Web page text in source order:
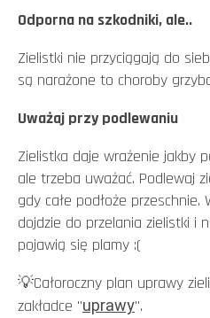
Odporna na szkodniki, ale..
Zielistki nie przyciągają do
są narażone to choroby
Uważaj przy podlewaniu
Zielistka daje wrażenie jakby
ale trzeba uważać. Podlewaj
gdy całe podłoże przeschnie.
dojdzie do przelania zielistki i
pojawią się plamy :(
💡Całoroczny plan uprawy
zakładce "uprawy".